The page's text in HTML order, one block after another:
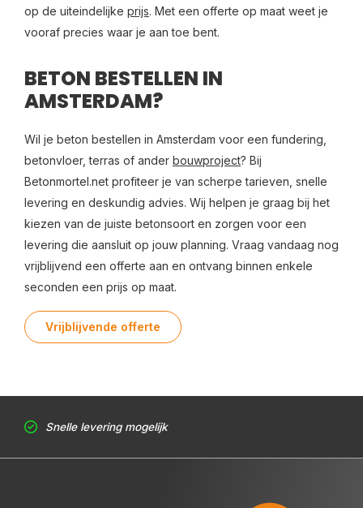
op de uiteindelijke prijs. Met een offerte op maat weet je
vooraf precies waar je aan toe bent.
BETON BESTELLEN IN
AMSTERDAM?
Wil je beton bestellen in Amsterdam voor een fundering,
betonvloer, terras of ander bouwproject? Bij
Betonmortel.net profiteer je van scherpe tarieven, snelle
levering en deskundig advies. Wij helpen je graag bij het
kiezen van de juiste betonsoort en zorgen voor een
levering die aansluit op jouw planning. Vraag vandaag nog
vrijblijvend een offerte aan en ontvang binnen enkele
seconden een prijs op maat.
Vrijblijvende offerte
Snelle levering mogelijk